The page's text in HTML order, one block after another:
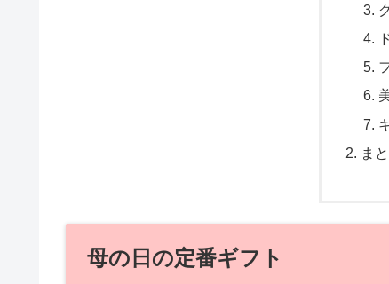
ま
母の日の定番ギフト